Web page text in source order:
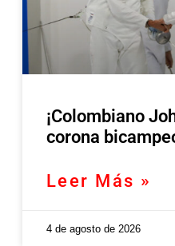
¡Colombiano
corona
Leer Más »
4 de agosto de 2026